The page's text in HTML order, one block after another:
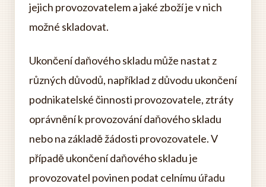
jejich provozovatelem a jaké zboží je v nich
možné skladovat.
Ukončení daňového skladu může nastat z
různých důvodů, například z důvodu ukončení
podnikatelské činnosti provozovatele, ztráty
oprávnění k provozování daňového skladu
nebo na základě žádosti provozovatele. V
případě ukončení daňového skladu je
provozovatel povinen podat celnímu úřadu